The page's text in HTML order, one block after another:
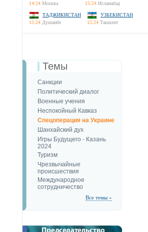
14:24 Москва
15:24 Исламабад
ТАДЖИКИСТАН
15:24 Душанбе
УЗБЕКИСТАН
15:24 Ташкент
Темы
Санкции
Политический диалог
Военные учения
Неспокойный Кавказ
Спецоперация на Украине
Шанхайский дух
Игры Будущего - Казань
2024
Туризм
Чрезвычайные
происшествия
Международное
сотрудничество
Все темы »